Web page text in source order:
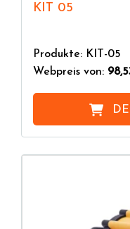
KIT 05
Produkte: KIT-05
Webpreis von: